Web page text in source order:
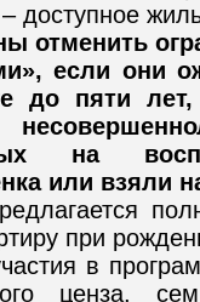
доступное
отменить
если они
до пяти
на
или взяли
при
в
ценза,